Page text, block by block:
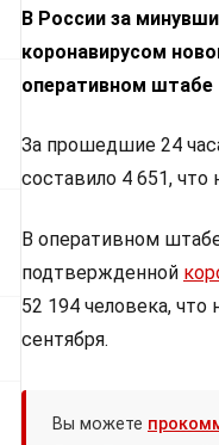
В России за
коронавирусом
оперативном штабе
За прошедшие 24
составило 4 651, что
В оперативном
подтвержденной
52 194 человека, что
сентября.
Вы можете